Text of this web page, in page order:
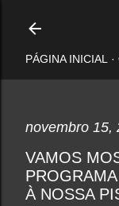
PÁGINA INICIAL
novembro 15,
VAMOS
À NOSSA